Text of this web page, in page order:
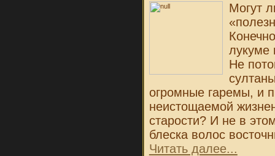
Могут
лукуме
Не
огромные гаремы, и
неистощаемой
старости? И не в
блеска волос
Читать далее...